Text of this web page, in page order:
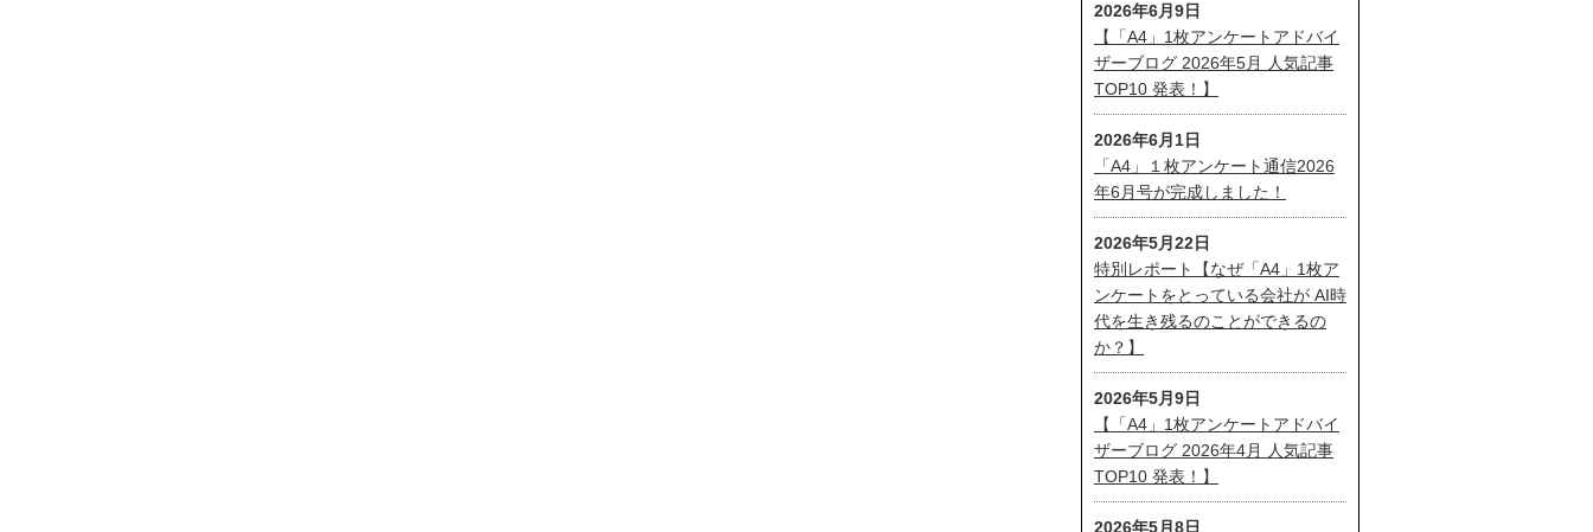
2026年6月9日
【「A4」1枚アンケートアドバイ
ザーブログ 2026年5月 人気記事
TOP10 発表！】
2026年6月1日
「A4」１枚アンケート通信2026
年6月号が完成しました！
2026年5月22日
特別レポート【なぜ「A4」1枚ア
ンケートをとっている会社が AI時
代を生き残るのことができるの
か？】
2026年5月9日
【「A4」1枚アンケートアドバイ
ザーブログ 2026年4月 人気記事
TOP10 発表！】
2026年5月8日